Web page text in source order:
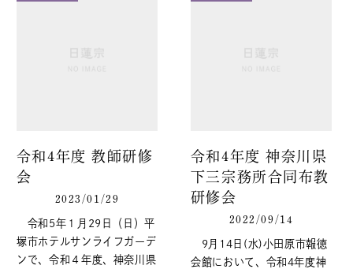
令和4年度 教師研修
会
2023/01/29
令和5年１月29日（日）平
塚市ホテルサンライフガーデ
ンで、令和４年度、神奈川県
令和4年度 神奈川県
下三宗務所合同布教
研修会
2022/09/14
9月14日(水)小田原市報徳
会館において、令和4年度神